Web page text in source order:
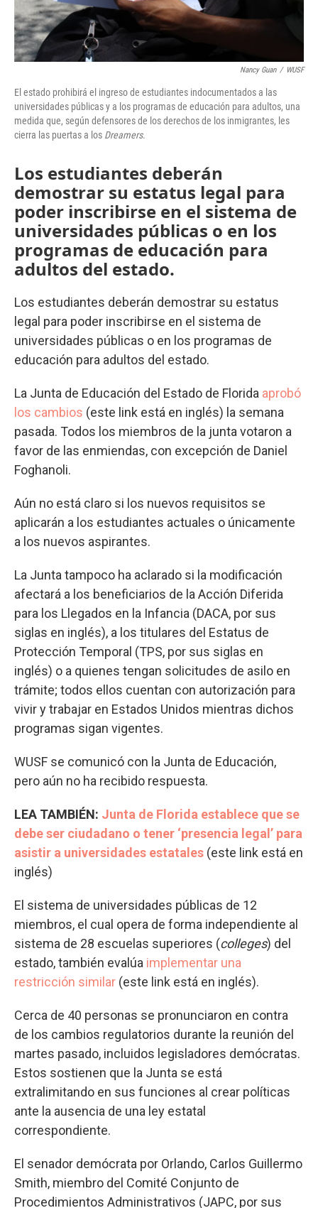
Nancy Guan / WUSF
El estado prohibirá el ingreso de estudiantes indocumentados a las
universidades públicas y a los programas de educación para adultos, una
medida que, según defensores de los derechos de los inmigrantes, les
cierra las puertas a los Dreamers.
Los estudiantes deberán
demostrar su estatus legal para
poder inscribirse en el sistema de
universidades públicas o en los
programas de educación para
adultos del estado.
Los estudiantes deberán demostrar su estatus
legal para poder inscribirse en el sistema de
universidades públicas o en los programas de
educación para adultos del estado.
La Junta de Educación del Estado de Florida aprobó
los cambios (este link está en inglés) la semana
pasada. Todos los miembros de la junta votaron a
favor de las enmiendas, con excepción de Daniel
Foghanoli.
Aún no está claro si los nuevos requisitos se
aplicarán a los estudiantes actuales o únicamente
a los nuevos aspirantes.
La Junta tampoco ha aclarado si la modificación
afectará a los beneficiarios de la Acción Diferida
para los Llegados en la Infancia (DACA, por sus
siglas en inglés), a los titulares del Estatus de
Protección Temporal (TPS, por sus siglas en
inglés) o a quienes tengan solicitudes de asilo en
trámite; todos ellos cuentan con autorización para
vivir y trabajar en Estados Unidos mientras dichos
programas sigan vigentes.
WUSF se comunicó con la Junta de Educación,
pero aún no ha recibido respuesta.
LEA TAMBIÉN: Junta de Florida establece que se
debe ser ciudadano o tener ‘presencia legal’ para
asistir a universidades estatales (este link está en
inglés)
El sistema de universidades públicas de 12
miembros, el cual opera de forma independiente al
sistema de 28 escuelas superiores (colleges) del
estado, también evalúa implementar una
restricción similar (este link está en inglés).
Cerca de 40 personas se pronunciaron en contra
de los cambios regulatorios durante la reunión del
martes pasado, incluidos legisladores demócratas.
Estos sostienen que la Junta se está
extralimitando en sus funciones al crear políticas
ante la ausencia de una ley estatal
correspondiente.
El senador demócrata por Orlando, Carlos Guillermo
Smith, miembro del Comité Conjunto de
Procedimientos Administrativos (JAPC, por sus